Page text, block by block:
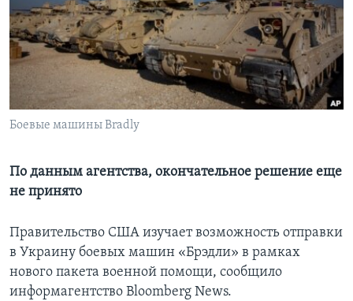
Learning English
СОЦИАЛЬНЫЕ СЕТИ
Боевые машины Bradly
По данным агентства, окончательное решение еще
не принято
Правительство США изучает возможность отправки
в Украину боевых машин «Брэдли» в рамках
нового пакета военной помощи, сообщило
информагентство Bloomberg News.